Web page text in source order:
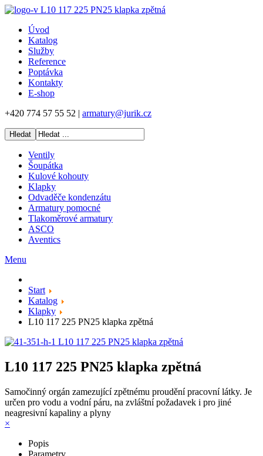
Úvod
Katalog
Služby
Reference
Poptávka
Kontakty
E-shop
+420 774 57 55 52 | armatury@jurik.cz
Ventily
Šoupátka
Kulové kohouty
Klapky
Odvaděče kondenzátu
Armatury pomocné
Tlakoměrové armatury
ASCO
Aventics
Menu
Start
Katalog
Klapky
L10 117 225 PN25 klapka zpětná
L10 117 225 PN25 klapka zpětná
Samočinný orgán zamezující zpětnému proudění pracovní látky. Je
určen pro vodu a vodní páru, na zvláštní požadavek i pro jiné
neagresivní kapaliny a plyny
×
Popis
Parametry